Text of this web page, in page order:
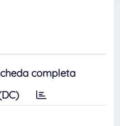
completa